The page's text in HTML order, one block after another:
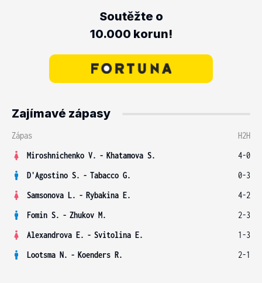
Soutěžte o
10.000 korun!
Zajímavé zápasy
Zápas
H2H
Miroshnichenko V. - Khatamova S.
4-0
D'Agostino S. - Tabacco G.
0-3
Samsonova L. - Rybakina E.
4-2
Fomin S. - Zhukov M.
2-3
Alexandrova E. - Svitolina E.
1-3
Lootsma N. - Koenders R. 2-1